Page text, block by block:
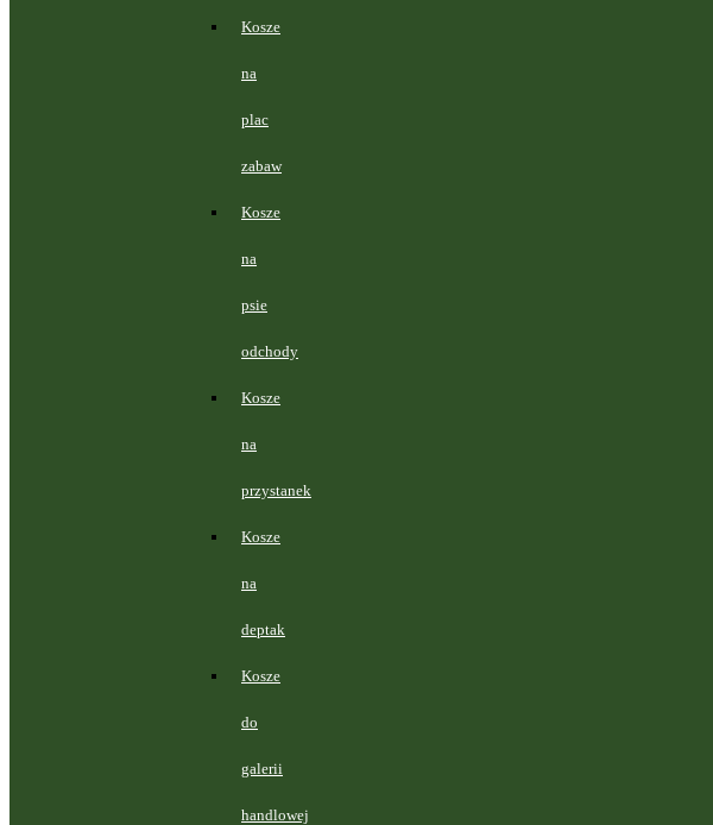
Kosze
na
plac
zabaw
Kosze
na
psie
odchody
Kosze
na
przystanek
Kosze
na
deptak
Kosze
do
galerii
handlowej